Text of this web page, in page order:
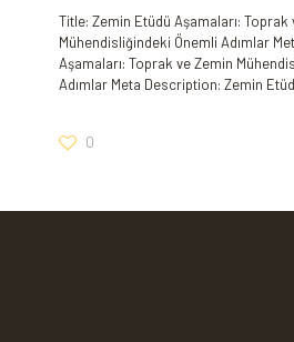
Title: Zemin Etüdü Aşamaları: Toprak
Mühendisliğindeki Önemli Adımlar
Aşamaları: Toprak ve Zemin
Adımlar Meta Description: Zemin
0